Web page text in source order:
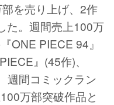
を売り上げ、2作
た。週間売上100万
ONE PIECE 94』
』(45作)、
週間コミックラン
万部突破作品と